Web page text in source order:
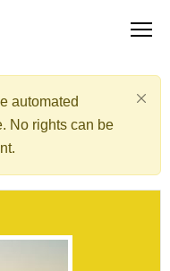
automated
No rights can be